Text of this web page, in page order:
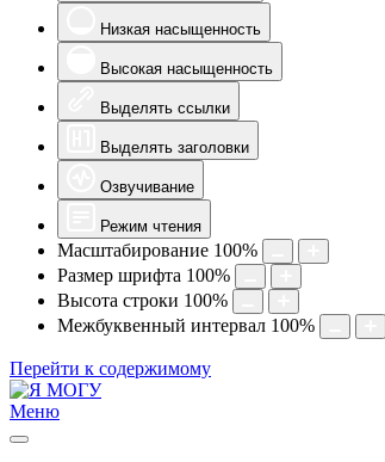
Низкая насыщенность
Высокая насыщенность
Выделять ссылки
Выделять заголовки
Озвучивание
Режим чтения
Масштабирование 100%
Размер шрифта 100%
Высота строки 100%
Межбуквенный интервал 100%
Перейти к содержимому
Меню